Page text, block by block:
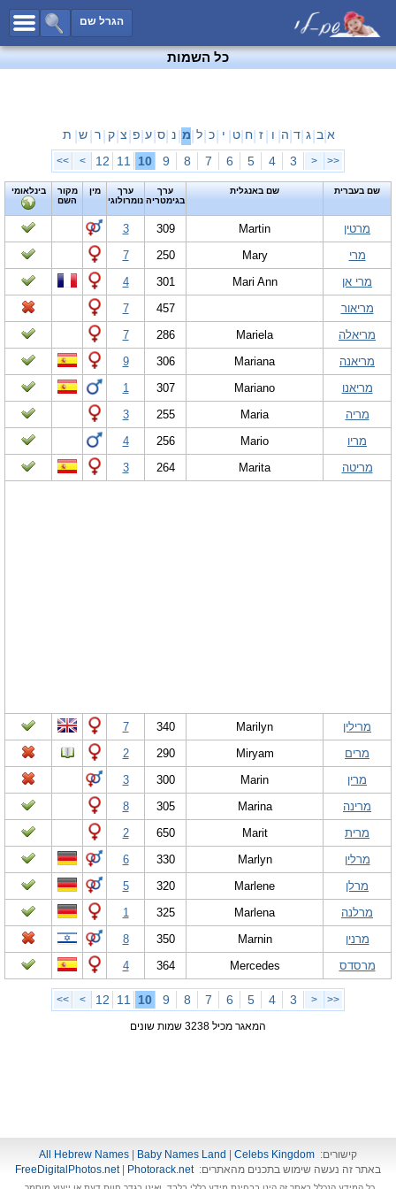
הגרל שם
כל השמות
שמות לבנים
שמות משותפים
שמות נפוצים
שמות נדירים
קטגוריות
מפורסמיםחדש!
נומרולוגיה
הוסף שם
צור קשר
פייסבוק
כל השמות
א ב ג ד ה ו ז ח ט י כ ל מ נ ס ע פ צ ק ר ש ת
<<
<
3
4
5
6
7
8
9
10
11
12
>
>>
שם בעברית שם באנגלית
ערך
בגימטריה
ערך
נומרולוגי
מין
מקור
השם
בינלאומי
מרטין Martin
309
3
מרי
Mary
250
7
מרי אן
Mari Ann
301
4
מריאור
457
7
מריאלה
Mariela
286
7
מריאנה
Mariana
306
9
מריאנו
Mariano
307
1
מריה
Maria
255
3
מריו
Mario
256
4
מריטה
Marita
264
3
מרילין Marilyn
340
7
מרים
Miryam
290
2
מרין
Marin
300
3
מרינה
Marina
305
8
מרית
Marit
650
2
מרלין
Marlyn
330
6
מרלן
Marlene
320
5
מרלנה
Marlena
325
1
מרנין
Marnin
350
8
מרסדס
Mercedes
364
4
<<
<
3
4
5
6
7
8
9
10
11
12
>
>>
המאגר מכיל 3238 שמות שונים
קישורים: All Hebrew Names Baby Names Land
Celebs Kingdom
באתר זה נעשה שימוש בתכנים מהאתרים:
FreeDigitalPhotos.net| Photorack.net